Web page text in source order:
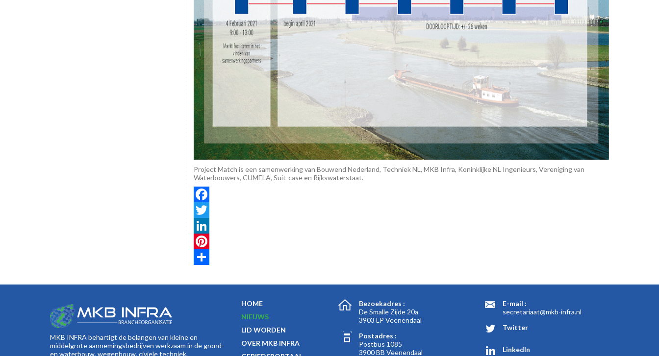
Project Match is een samenwerking van Bouwend Nederland, Techniek NL, MKB Infra, Koninklijke NL Ingenieurs, Vereniging van
Waterbouwers, CUMELA, Suit-case en Rijkswaterstaat.
Facebook
Twitter
LinkedIn
Pinterest
MKB INFRA behartigt de belangen van kleine en
middelgrote aannemingsbedrijven werkzaam in de grond-
en waterbouw, wegenbouw, civiele techniek,
HOME
NIEUWS
LID WORDEN
OVER MKB INFRA
Bezoekadres :
De Smalle Zijde 20a
3903 LP Veenendaal
Postadres :
Postbus 1085
3900 BB Veenendaal
E-mail :
secretariaat@mkb-infra.nl
Twitter
LinkedIn